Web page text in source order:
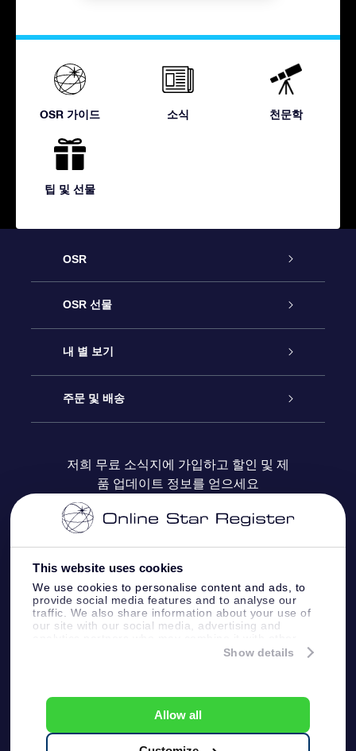
This website uses cookies
We use cookies to personalise content and ads, to
provide social media features and to analyse our
traffic. We also share information about your use of
our site with our social media, advertising and
information that you’ve provided to them or that
Show details
Allow all
OSR 가이드 소식 천문학
팁 및 선물
OSR
고객 서비스
연락처
블로그
OSR 선물
온라인 별 선물
OSR 선물 팩
OSR 상품권
기업 선물
내 별 보기
Star Register
맞춤 별 페이지
One Million Stars
Fly me to the stars VR 앱
주문 및 배송
결제 정보
배송 정보
환불 정책
별자리
저희 무료 소식지에 가입하고 할인 및 제
품 업데이트 정보를 얻으세요
고객 서비스:help@osr.org